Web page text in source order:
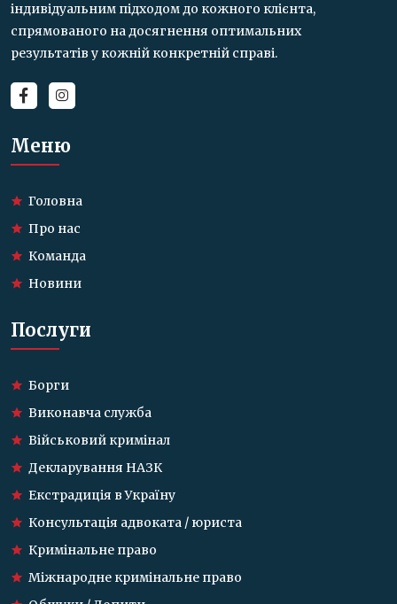
індивідуальним підходом до кожного клієнта,
спрямованого на досягнення оптимальних
результатів у кожній конкретній справі.
Меню
Головна
Про нас
Команда
Новини
Послуги
Борги
Виконавча служба
Військовий кримінал
Декларування НАЗК
Екстрадиція в Україну
Консультація адвоката / юриста
Кримінальне право
Міжнародне кримінальне право